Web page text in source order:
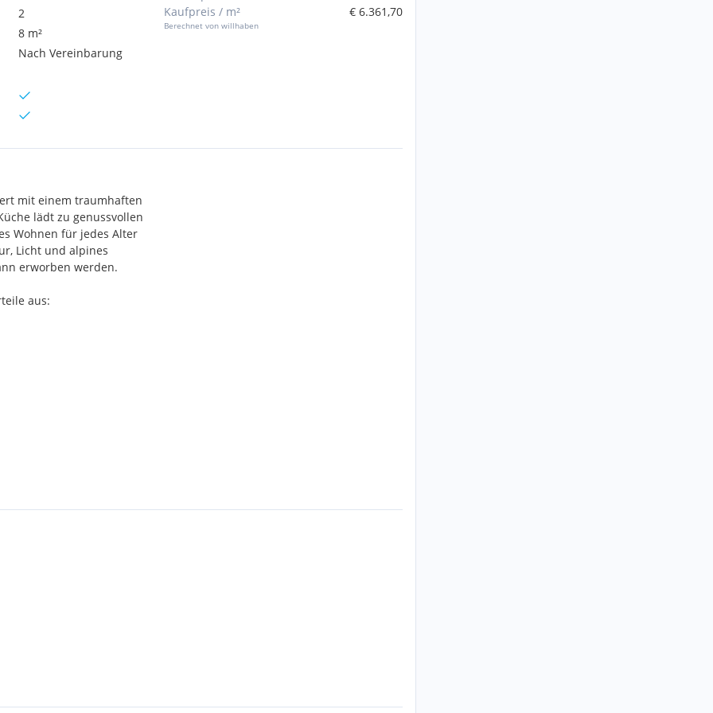
2
8 m²
Nach Vereinbarung
Kaufpreis / m²
Berechnet von willhaben
€ 6.361,70
mit einem traumhaften
lädt zu genussvollen
Wohnen für jedes Alter
Licht und alpines
erworben werden.
aus:
- der
de/profitieren
und unverbindlich!